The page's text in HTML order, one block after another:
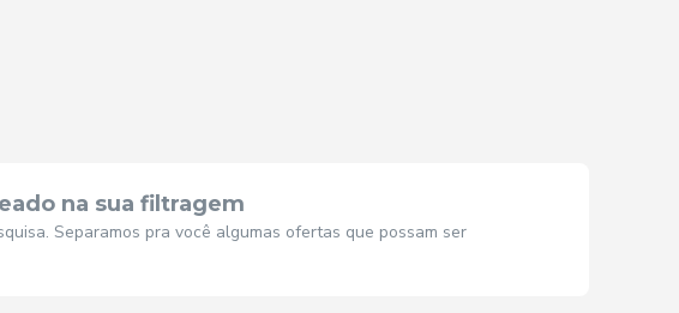
na sua filtragem
Separamos pra você algumas ofertas que possam ser